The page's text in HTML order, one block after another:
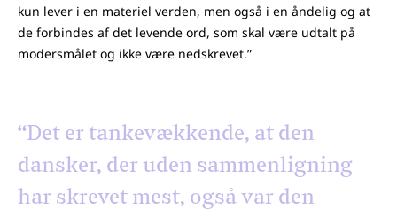
kun lever i en materiel verden, men også i en åndelig og at
de forbindes af det levende ord, som skal være udtalt på
modersmålet og ikke være nedskrevet.”
“Det er tankevækkende, at den
dansker, der uden sammenligning
har skrevet mest, også var den